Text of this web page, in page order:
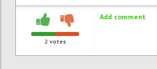
2 votes
Add comment